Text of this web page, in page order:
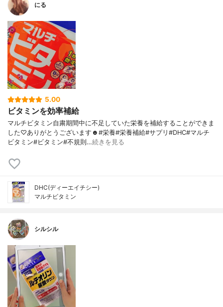
にる
5.00
ビタミンを効率補給
マルチビタミン自粛期間中に不足していた栄養を補給することができま
した♡ありがとうございます☻︎#栄養#栄養補給#サプリ#DHC#マルチ
ビタミン#ビタミン#不規則…続きを見る
DHC(ディーエイチシー)
マルチビタミン
シルシル